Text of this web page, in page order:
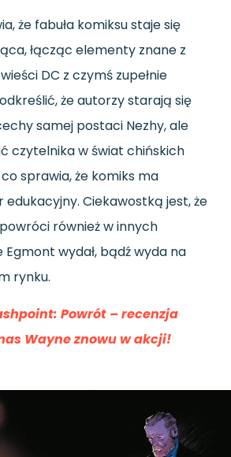
że fabuła komiksu staje się
łącząc elementy znane z
DC z czymś zupełnie
że autorzy starają się
samej postaci Nezhy, ale
czytelnika w świat chińskich
sprawia, że komiks ma
Ciekawostką jest, że
również w innych
wydał, bądź wyda na
rynku.
Powrót – recenzja
Wayne znowu w akcji!